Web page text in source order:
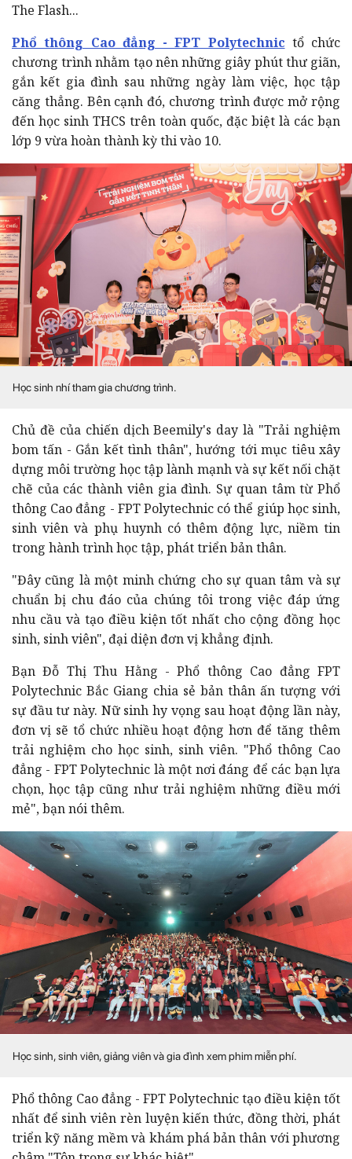
The Flash...
Phổ thông Cao đẳng - FPT Polytechnic tổ chức
chương trình nhằm tạo nên những giây phút thư giãn,
gắn kết gia đình sau những ngày làm việc, học tập
căng thẳng. Bên cạnh đó, chương trình được mở rộng
đến học sinh THCS trên toàn quốc, đặc biệt là các bạn
lớp 9 vừa hoàn thành kỳ thi vào 10.
Học sinh nhí tham gia chương trình.
Chủ đề của chiến dịch Beemily's day là "Trải nghiệm
bom tấn - Gắn kết tình thân", hướng tới mục tiêu xây
dựng môi trường học tập lành mạnh và sự kết nối chặt
chẽ của các thành viên gia đình. Sự quan tâm từ Phổ
thông Cao đẳng - FPT Polytechnic có thể giúp học sinh,
sinh viên và phụ huynh có thêm động lực, niềm tin
trong hành trình học tập, phát triển bản thân.
"Đây cũng là một minh chứng cho sự quan tâm và sự
chuẩn bị chu đáo của chúng tôi trong việc đáp ứng
nhu cầu và tạo điều kiện tốt nhất cho cộng đồng học
sinh, sinh viên", đại diện đơn vị khẳng định.
Bạn Đỗ Thị Thu Hằng - Phổ thông Cao đẳng FPT
Polytechnic Bắc Giang chia sẻ bản thân ấn tượng với
sự đầu tư này. Nữ sinh hy vọng sau hoạt động lần này,
đơn vị sẽ tổ chức nhiều hoạt động hơn để tăng thêm
trải nghiệm cho học sinh, sinh viên. "Phổ thông Cao
đẳng - FPT Polytechnic là một nơi đáng để các bạn lựa
chọn, học tập cũng như trải nghiệm những điều mới
mẻ", bạn nói thêm.
Học sinh, sinh viên, giảng viên và gia đình xem phim miễn phí.
Phổ thông Cao đẳng - FPT Polytechnic tạo điều kiện tốt
nhất để sinh viên rèn luyện kiến thức, đồng thời, phát
triển kỹ năng mềm và khám phá bản thân với phương